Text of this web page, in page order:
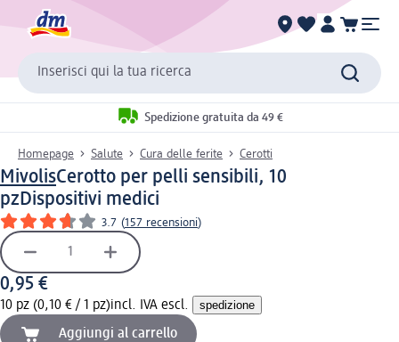
Inserisci qui la tua ricerca
Spedizione gratuita da 49 €
Homepage Salute Cura delle ferite Cerotti
MivolisCerotto per pelli sensibili, 10
pzDispositivi medici
3.7 (157 recensioni)
0,95 €
10 pz (0,10 € / 1 pz)incl. IVA escl. spedizione
Aggiungi al carrello